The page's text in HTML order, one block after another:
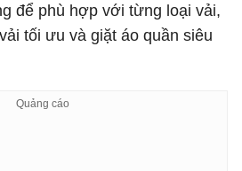
để phù hợp với từng loại vải,
tối ưu và giặt áo quần siêu